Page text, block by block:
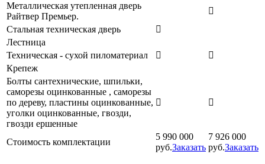
Металлическая утепленная дверь
Райтвер Премьер.
Стальная техническая дверь
Лестница
Техническая - сухой пиломатериал
Крепеж
Болты сантехнические, шпильки,
саморезы оцинкованные , саморезы
по дереву, пластины оцинкованные,
уголки оцинкованные, гвозди,
гвозди ершенные
Стоимость комплектации
5 990 000
руб.Заказать
7 926 000
руб.Заказать